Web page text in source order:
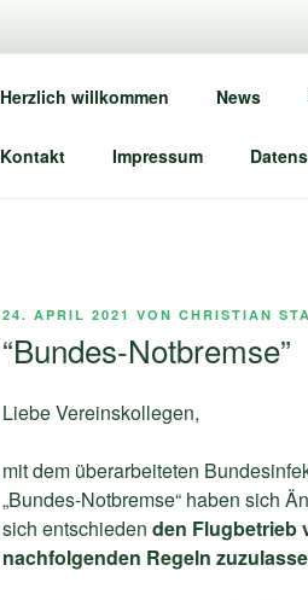
Herzlich willkommen News
Kontakt Impressum
VERÖFFENTLICHT
24. APRIL 2021 VON CHRISTIAN
“Bundes-Notbremse”
Liebe Vereinskollegen,
mit dem überarbeiteten
„Bundes-Notbremse“ haben sich
sich entschieden den Flugbetrieb
nachfolgenden Regeln